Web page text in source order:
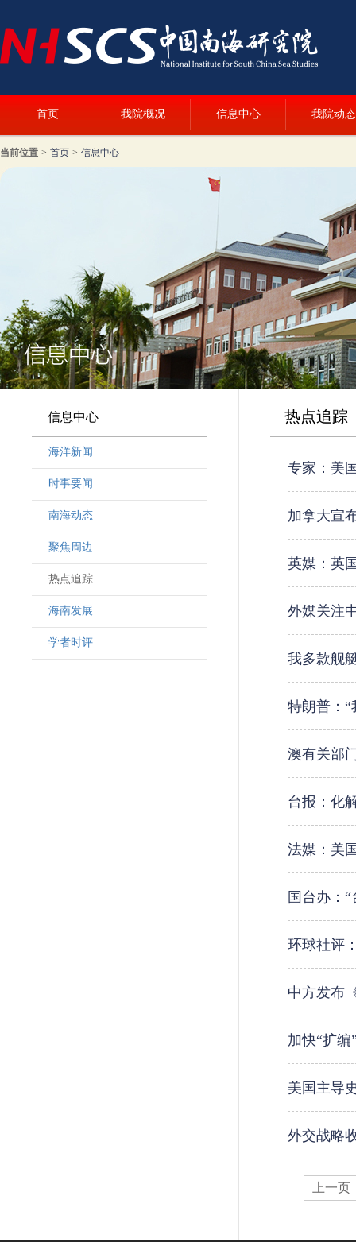
首页 我院概况 信息中心 我院动态
当前位置 > 首页 > 信息中心
信息中心
海洋新闻
时事要闻
南海动态
聚焦周边
热点追踪
海南发展
学者时评
热点追踪
专家：美
加拿大宣
英媒：英
外媒关注
我多款舰
特朗普：“
澳有关部
台报：化
法媒：美
国台办：
环球社评
中方发布
加快“扩
美国主导
外交战略
上一页